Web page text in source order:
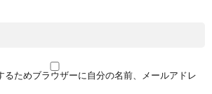
るためブラウザーに自分の名前、メールアドレ